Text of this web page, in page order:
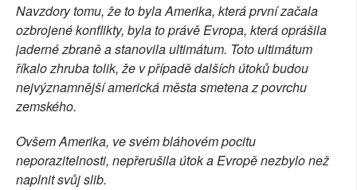
Navzdory tomu, že to byla Amerika, která první začala
ozbrojené konflikty, byla to právě Evropa, která oprášila
jaderné zbraně a stanovila ultimátum. Toto ultimátum
říkalo zhruba tolik, že v případě dalších útoků budou
nejvýznamnější americká města smetena z povrchu
zemského.
Ovšem Amerika, ve svém bláhovém pocitu
neporazitelnosti, nepřerušila útok a Evropě nezbylo než
naplnit svůj slib.